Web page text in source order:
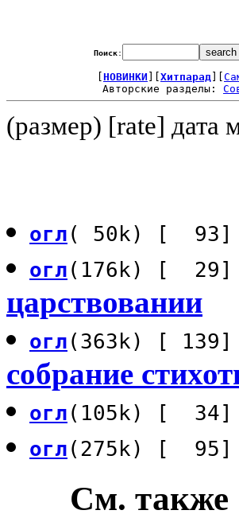
Поиск:
НОВИНКИ Хитпарад
Авторские разделы:
(размер) [rate] дата
огл( 50k) [
огл(176k) [
царствовании
огл(363k) [
собрание
огл(105k) [
огл(275k) [
См. также